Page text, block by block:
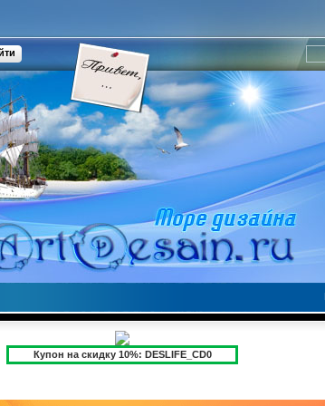
Купон на скидку 10%: DESLIFE_CD0